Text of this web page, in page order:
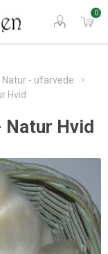
0
Natur - ufarvede
Hvid
Natur Hvid